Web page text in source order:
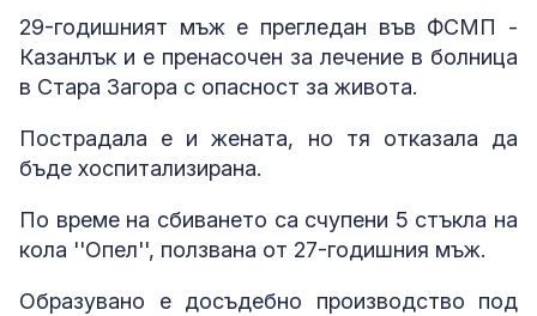
29-годишният мъж е прегледан във ФСМП -
Казанлък и е пренасочен за лечение в болница
в Стара Загора с опасност за живота.
Пострадала е и жената, но тя отказала да
бъде хоспитализирана.
По време на сбиването са счупени 5 стъкла на
кола ''Опел'', ползвана от 27-годишния мъж.
Образувано е досъдебно производство под